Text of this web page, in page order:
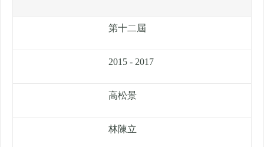
第十二屆
2015 - 2017
高松景
林陳立